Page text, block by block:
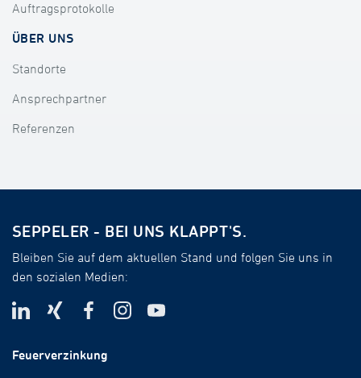
Auftragsprotokolle
ÜBER UNS
Standorte
Ansprechpartner
Referenzen
SEPPELER - BEI UNS KLAPPT'S.
Bleiben Sie auf dem aktuellen Stand und folgen Sie uns in
den sozialen Medien:
Feuerverzinkung